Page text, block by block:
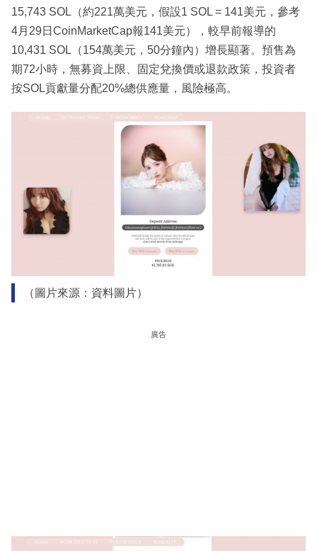
15,743 SOL（約221萬美元，假設1 SOL = 141美元，參考
4月29日CoinMarketCap報141美元），較早前報導的
10,431 SOL（154萬美元，50分鐘內）增長顯著。預售為
期72小時，無募資上限、固定兌換價或退款政策，投資者
按SOL貢獻量分配20%總供應量，風險極高。
（圖片來源：資料圖片）
廣告